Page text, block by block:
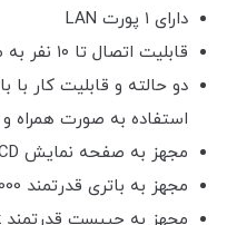
دارای ۱ پورت LAN
قابلیت اتصال تا ۱۰ نفر به صورت همزمان از طریق وای فای
دو حالته و قابلیت کار با
استفاده به صورت همراه
مجهز به صفحه نمایش LCD رنگی و باکیفیت
مجهز به باتری قدرتمند 3000 میلی آمپر ساعتی
مجهز به چیپست قدرتمند MediaTek